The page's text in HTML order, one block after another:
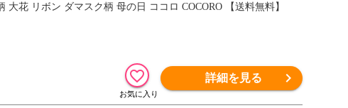
花 リボン ダマスク柄 母の日 ココロ COCORO 【送料無料】
詳細を見る